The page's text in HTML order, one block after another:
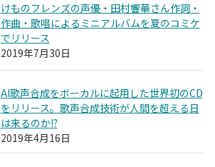
けものフレンズの声優・田村響華さん作詞・
作曲・歌唱によるミニアルバムを夏のコミケ
でリリース
2019年7月30日
AI歌声合成をボーカルに起用した世界初のCD
をリリース。歌声合成技術が人間を超える日
は来るのか!?
2019年4月16日